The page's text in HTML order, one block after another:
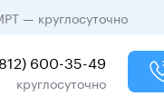
— круглосуточно
600-35-49
круглосуточно